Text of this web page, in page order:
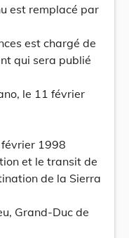
est remplacé par
est chargé de
qui sera publié
le 11 février
1998
et le transit de
de la Sierra
Grand-Duc de